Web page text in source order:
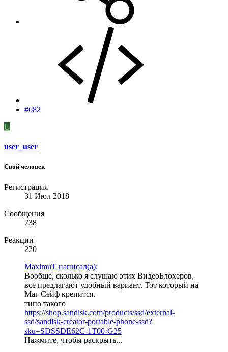
#682
U
user_user
Свой человек
Регистрация
31 Июл 2018
Сообщения
738
Реакции
220
MaximuT написал(а):
Вообще, сколько я слушаю этих ВидеоБлохеров,
все предлагают удобный вариант. Тот который на
Маг Сейф крепится.
типо такого
https://shop.sandisk.com/products/ssd/external-
ssd/sandisk-creator-portable-phone-ssd?
sku=SDSSDE62C-1T00-G25
Нажмите, чтобы раскрыть...